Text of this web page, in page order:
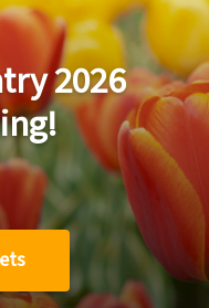
2026